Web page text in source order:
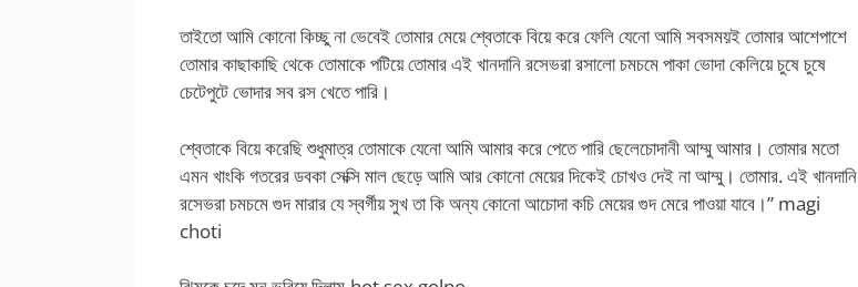
তাইতো আমি কোনো কিচ্ছু না ভেবেই তোমার মেয়ে শ্বেতাকে বিয়ে করে ফেলি যেনো আমি সবসময়ই তোমার আশেপাশে
তোমার কাছাকাছি থেকে তোমাকে পটিয়ে তোমার এই খানদানি রসেভরা রসালো চমচমে পাকা ভোদা কেলিয়ে চুষে চুষে
চেটেপুটে ভোদার সব রস খেতে পারি।
শ্বেতাকে বিয়ে করেছি শুধুমাত্র তোমাকে যেনো আমি আমার করে পেতে পারি ছেলেচোদানী আম্মু আমার। তোমার মতো
এমন খাংকি গতরের ডবকা সেক্সি মাল ছেড়ে আমি আর কোনো মেয়ের দিকেই চোখও দেই না আম্মু। তোমার. এই খানদানি
রসেভরা চমচমে গুদ মারার যে স্বর্গীয় সুখ তা কি অন্য কোনো আচোদা কচি মেয়ের গুদ মেরে পাওয়া যাবে।” magi
choti